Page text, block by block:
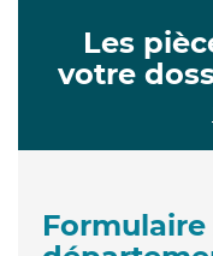
Les
votre
Formulaire